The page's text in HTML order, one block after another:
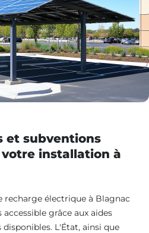
et subventions
installation à
recharge électrique à Blagnac
grâce aux aides
L'État, ainsi que